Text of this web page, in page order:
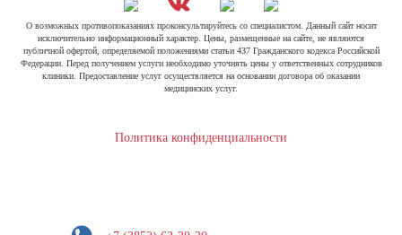
О возможных противопоказаниях проконсультируйтесь со специалистом. Данный сайт носит
исключительно информационный характер. Цены, размещенные на сайте, не являются
публичной офертой, определяемой положениями статьи 437 Гражданского кодекса Российской
Федерации. Перед получением услуги необходимо уточнять цены у ответственных сотрудников
клиники. Предоставление услуг осуществляется на основании договора об оказании
медицинских услуг.
Политика конфиденциальности